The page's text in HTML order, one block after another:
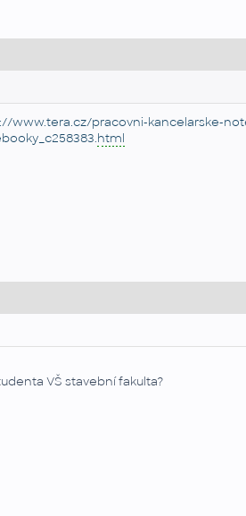
www.tera.cz/pracovni-kancelarske-
html
VŠ stavební fakulta?